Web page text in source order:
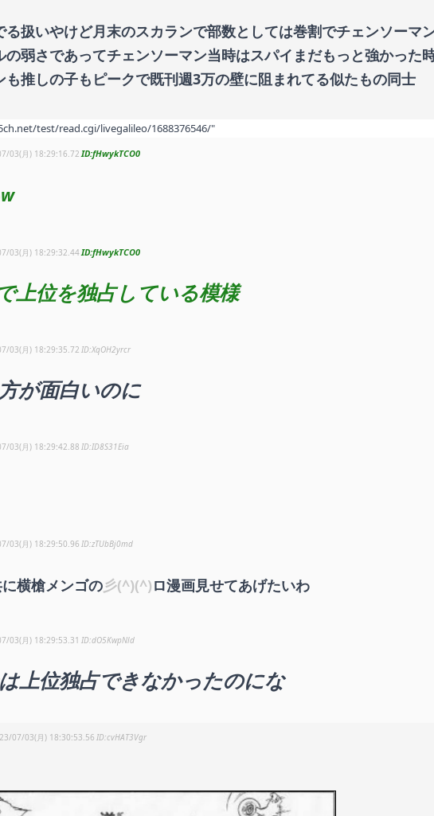
る扱いやけど月末のスカランで部数としては巻割でチェンソーマ
の弱さであってチェンソーマン当時はスパイまだもっと強かった
も推しの子もピークで既刊週3万の壁に阻まれてる似たもの同士
test/read.cgi/livegalileo/1688376546/"
03(月) 18:29:16.72 fHwykTCO0
03(月) 18:29:32.44 fHwykTCO0
上位を独占している模様
03(月) 18:29:35.72 XqOH2yrcr
が面白いのに
03(月) 18:29:42.88 ID8S31Eia
03(月) 18:29:50.96 zTUbBj0md
横槍メンゴの彡(^)(^)ロ漫画見せてあげたいわ
03(月) 18:29:53.31 dO5KwpNld
上位独占できなかったのにな
07/03(月) 18:30:53.56 cvHAT3Vgr